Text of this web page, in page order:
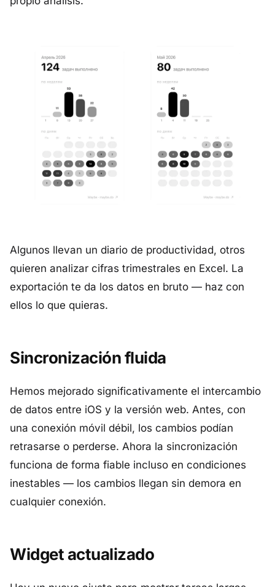
Algunos llevan un diario de productividad, otros
quieren analizar cifras trimestrales en Excel. La
exportación te da los datos en bruto — haz con
ellos lo que quieras.
Sincronización fluida
Hemos mejorado significativamente el intercambio
de datos entre iOS y la versión web. Antes, con
una conexión móvil débil, los cambios podían
retrasarse o perderse. Ahora la sincronización
funciona de forma fiable incluso en condiciones
inestables — los cambios llegan sin demora en
cualquier conexión.
Widget actualizado